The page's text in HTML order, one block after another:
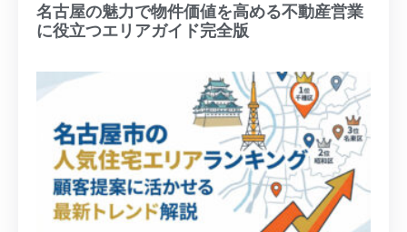
名古屋の魅力で物件価値を高める不動産営業
に役立つエリアガイド完全版